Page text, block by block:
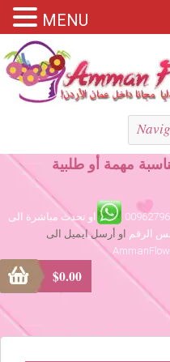
مهمة أو طلبية
او تحدث مباشرة الى
الرقم او أرسل ايميل الى
$0.00
MENU